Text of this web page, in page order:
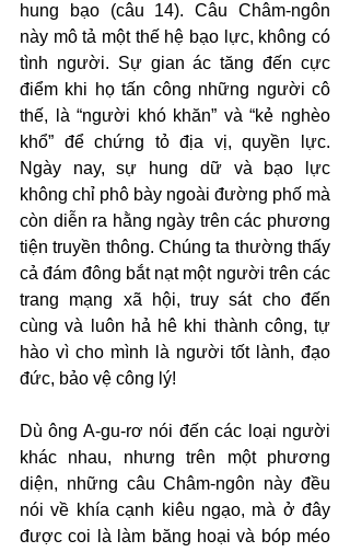
hung bạo (câu 14). Câu Châm-ngôn
này mô tả một thế hệ bạo lực, không có
tình người. Sự gian ác tăng đến cực
điểm khi họ tấn công những người cô
thế, là “người khó khăn” và “kẻ nghèo
khổ” để chứng tỏ địa vị, quyền lực.
Ngày nay, sự hung dữ và bạo lực
không chỉ phô bày ngoài đường phố mà
còn diễn ra hằng ngày trên các phương
tiện truyền thông. Chúng ta thường thấy
cả đám đông bắt nạt một người trên các
trang mạng xã hội, truy sát cho đến
cùng và luôn hả hê khi thành công, tự
hào vì cho mình là người tốt lành, đạo
đức, bảo vệ công lý!
Dù ông A-gu-rơ nói đến các loại người
khác nhau, nhưng trên một phương
diện, những câu Châm-ngôn này đều
nói về khía cạnh kiêu ngạo, mà ở đây
được coi là làm băng hoại và bóp méo